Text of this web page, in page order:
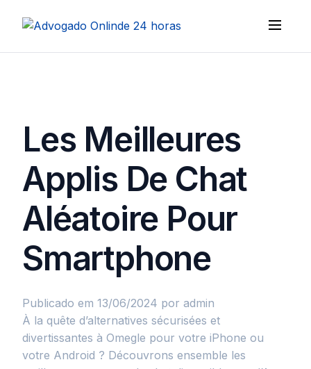
Les Meilleures
Applis De Chat
Aléatoire Pour
Smartphone
Publicado em 13/06/2024 por admin
À la quête d’alternatives sécurisées et
divertissantes à Omegle pour votre iPhone ou
votre Android ? Découvrons ensemble les